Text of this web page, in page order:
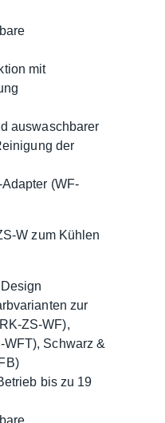
mit
auswaschbarer
der
Adapter (WF-
W zum Kühlen
zur
ZS-WF),
Schwarz &
bis zu 19